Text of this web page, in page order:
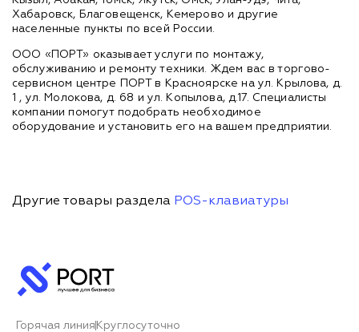
Хабаровск, Благовещенск, Кемерово и другие
населенные пункты по всей России.
ООО «ПОРТ» оказывает услуги по монтажу,
обслуживанию и ремонту техники. Ждем вас в торгово-
сервисном центре ПОРТ в Красноярске на ул. Крылова, д.
1 , ул. Молокова, д. 68 и ул. Копылова, д.17. Специалисты
компании помогут подобрать необходимое
оборудование и установить его на вашем предприятии.
Другие товары раздела POS-клавиатуры
Горячая линия Круглосуточно